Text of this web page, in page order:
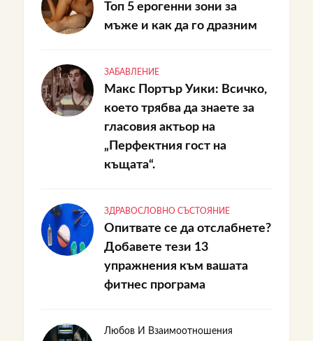
Топ 5 ерогенни зони за
мъже и как да го дразним
ЗАБАВЛЕНИЕ
Макс Портър Уики: Всичко,
което трябва да знаете за
гласовия актьор на
„Перфектния гост на
къщата“.
ЗДРАВОСЛОВНО СЪСТОЯНИЕ
Опитвате се да отслабнете?
Добавете тези 13
упражнения към вашата
фитнес програма
Любов И Взаимоотношения